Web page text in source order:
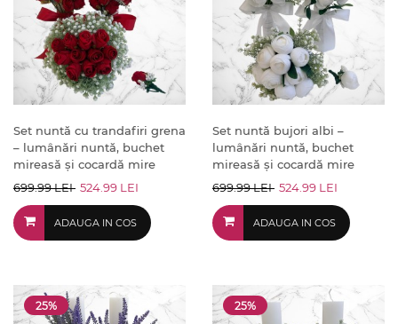
Set nuntă cu trandafiri grena
– lumânări nuntă, buchet
mireasă și cocardă mire
699.99 LEI 524.99 LEI
ADAUGA IN COS
Set nuntă bujori albi –
lumânări nuntă, buchet
mireasă și cocardă mire
699.99 LEI 524.99 LEI
ADAUGA IN COS
25% 25%